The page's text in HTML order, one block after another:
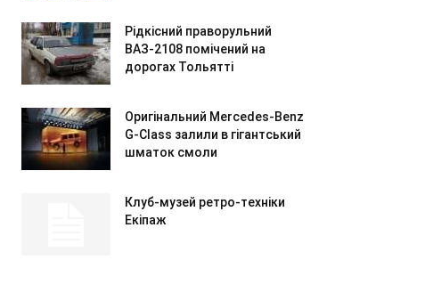
Рідкісний праворульний
ВАЗ-2108 помічений на
дорогах Тольятті
Оригінальний Mercedes-Benz
G-Class залили в гігантський
шматок смоли
Клуб-музей ретро-техніки
Екіпаж